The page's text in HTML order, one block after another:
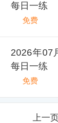
每日一练
免费
2026年07
每日一练
免费
上一